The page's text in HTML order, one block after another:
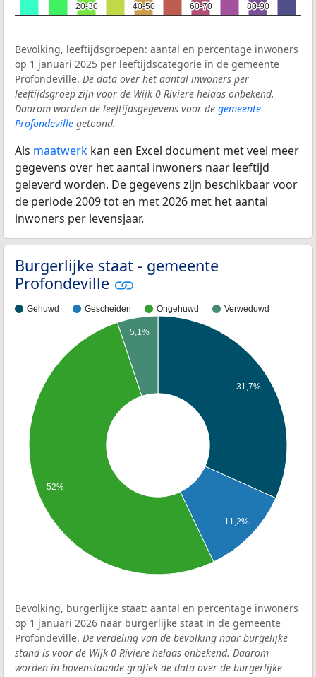
20-30
20-30
40-50
40-50
60-70
60-70
80-90
80-90
Bevolking, leeftijdsgroepen: aantal en percentage inwoners
op 1 januari 2025 per leeftijdscategorie in de gemeente
Profondeville. De data over het aantal inwoners per
leeftijdsgroep zijn voor de Wijk 0 Riviere helaas onbekend.
Daarom worden de leeftijdsgegevens voor de gemeente
Profondeville getoond.
Als maatwerk kan een Excel document met veel meer
gegevens over het aantal inwoners naar leeftijd
geleverd worden. De gegevens zijn beschikbaar voor
de periode 2009 tot en met 2026 met het aantal
inwoners per levensjaar.
Burgerlijke staat - gemeente
Profondeville
Gehuwd Gescheiden Ongehuwd Verweduwd
31,7%
11,2%
5,1%
52%
Bevolking, burgerlijke staat: aantal en percentage inwoners
op 1 januari 2026 naar burgerlijke staat in de gemeente
Profondeville. De verdeling van de bevolking naar burgelijke
stand is voor de Wijk 0 Riviere helaas onbekend. Daarom
worden in bovenstaande grafiek de data over de burgerlijke